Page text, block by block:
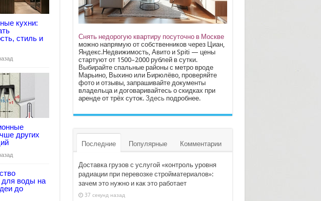
кухни:
стиль и
других
воды на
до
Снять недорогую квартиру посуточно в Москве
можно напрямую от собственников через Циан,
Яндекс.Недвижимость, Авито и Spiti — цены
стартуют от 1500–2000 рублей в сутки.
Выбирайте спальные районы с метро вроде
Марьино, Выхино или Бирюлёво, проверяйте
фото и отзывы, запрашивайте документы
владельца и договаривайтесь о скидках при
аренде от трёх суток. Здесьподробнее.
Последние Популярные Комментарии
Доставка грузов с услугой «контроль уровня
радиации при перевозке стройматериалов»:
зачем это нужно и как это работает
37 секунд назад